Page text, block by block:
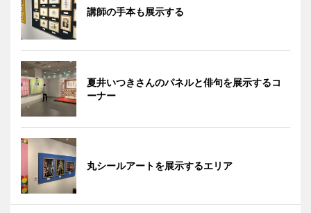
講師の手本も展示する
夏井いつきさんのパネルと俳句を展示するコ
ーナー
丸シールアートを展示するエリア